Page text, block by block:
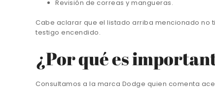
Revisión de correas y mangueras.
Cabe aclarar que el listado arriba mencionado no
testigo encendido.
¿Por qué es
Consultamos a la marca Dodge quien comenta